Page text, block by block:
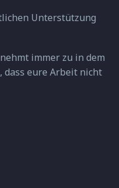
Unterstützung
immer zu in dem
eure Arbeit nicht